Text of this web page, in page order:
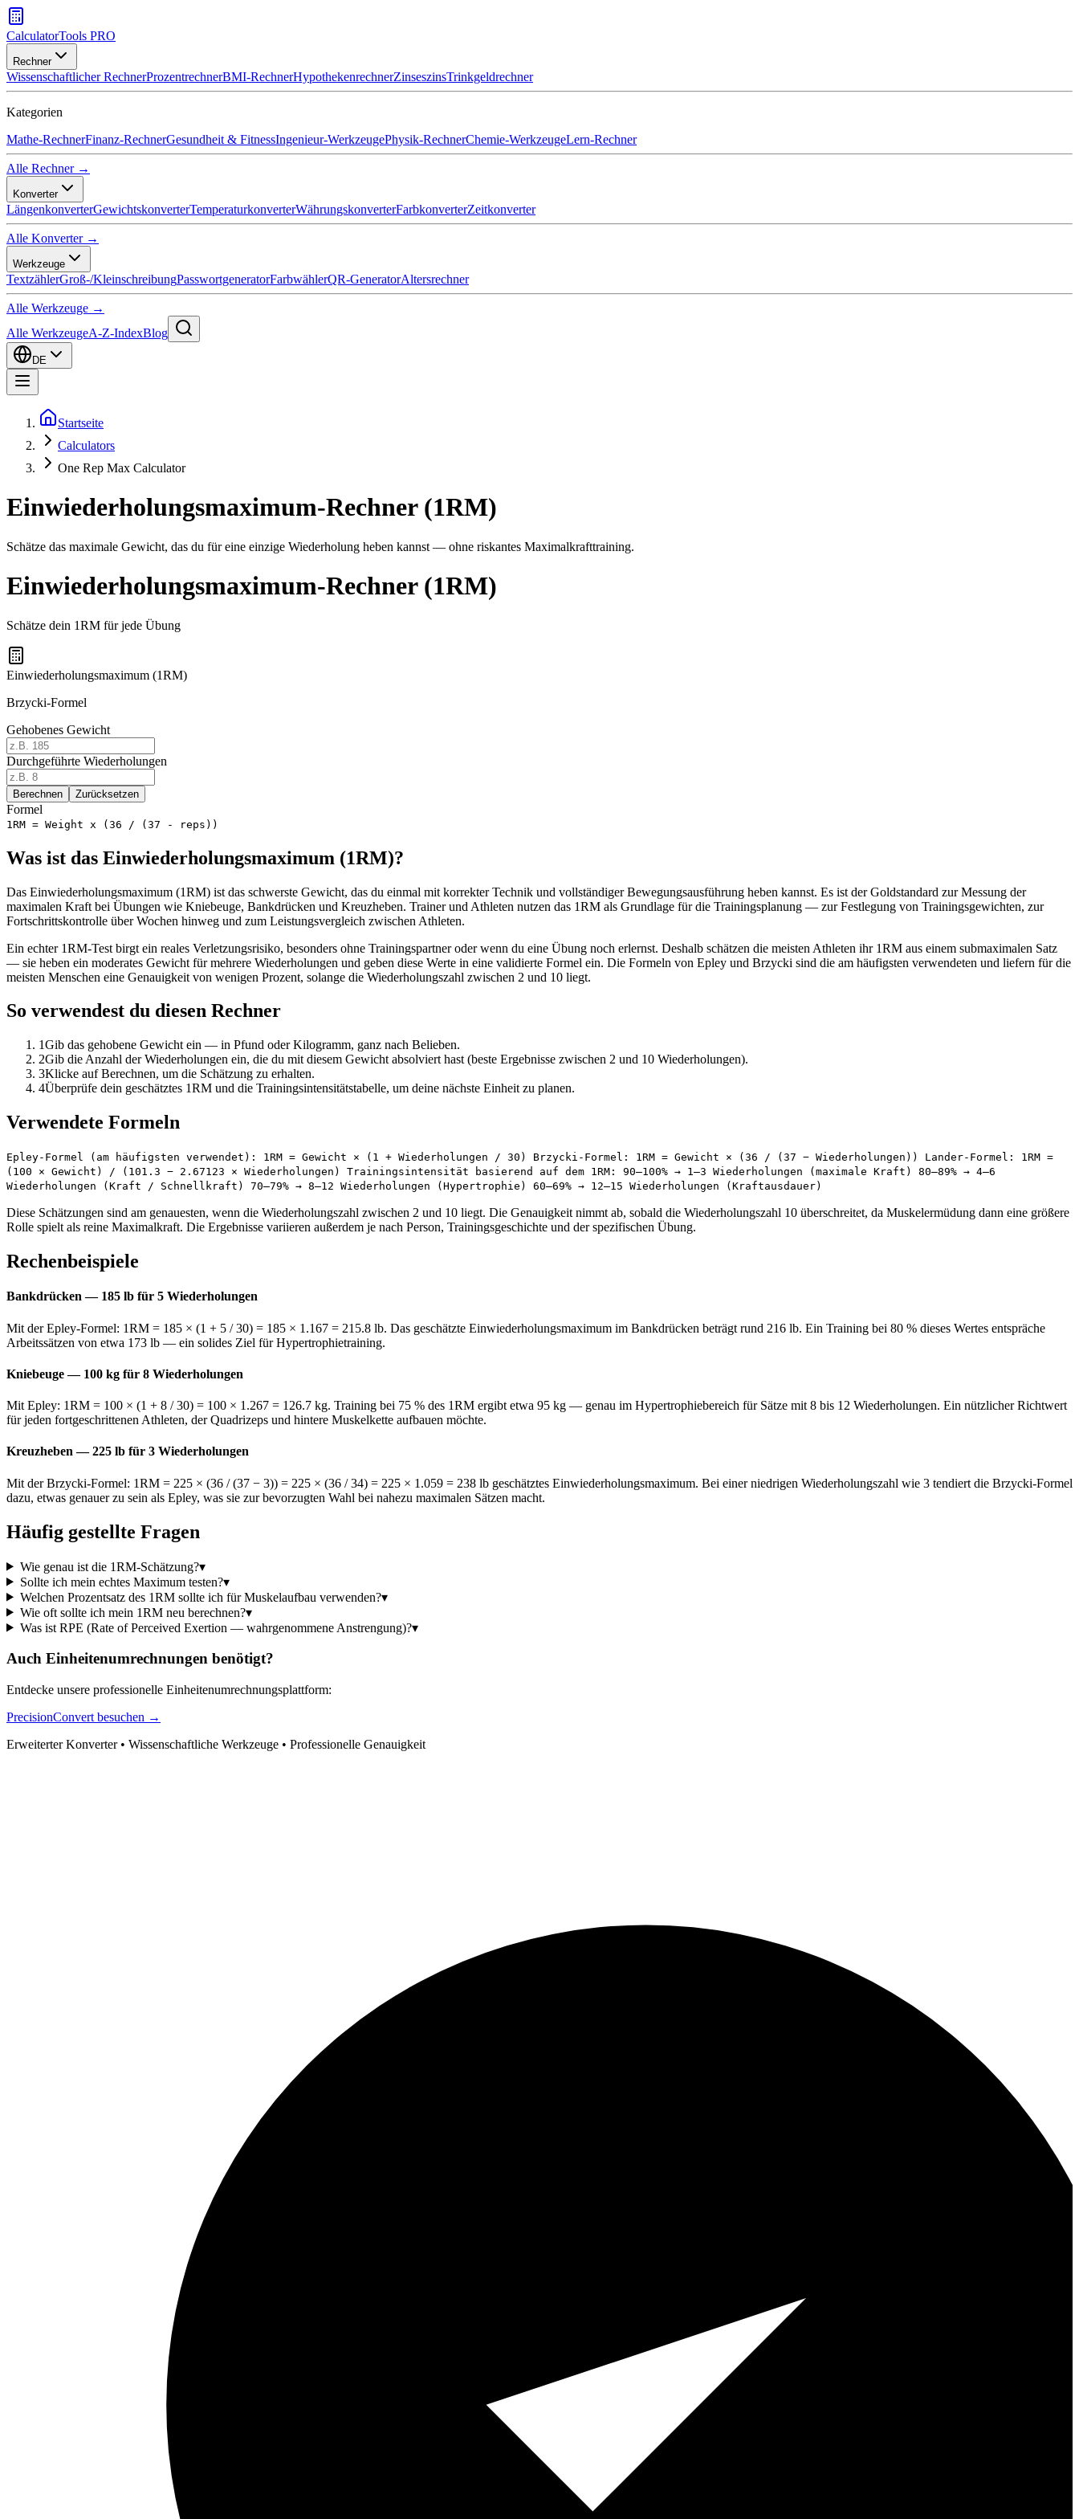
CalculatorTools PRO
Rechner
Wissenschaftlicher RechnerProzentrechnerBMI-RechnerHypothekenrechnerZinseszinsTrinkgeldrechner
Kategorien
Mathe-RechnerFinanz-RechnerGesundheit & FitnessIngenieur-WerkzeugePhysik-RechnerChemie-WerkzeugeLern-Rechner
Alle Rechner →
Konverter
LängenkonverterGewichtskonverterTemperaturkonverterWährungskonverterFarbkonverterZeitkonverter
Alle Konverter →
Werkzeuge
TextzählerGroß-/KleinschreibungPasswortgeneratorFarbwählerQR-GeneratorAltersrechner
Alle Werkzeuge →
Alle WerkzeugeA-Z-IndexBlog
DE
Startseite
Calculators
One Rep Max Calculator
Einwiederholungsmaximum-Rechner (1RM)
Schätze das maximale Gewicht, das du für eine einzige Wiederholung heben kannst — ohne riskantes Maximalkrafttraining.
Einwiederholungsmaximum-Rechner (1RM)
Schätze dein 1RM für jede Übung
Einwiederholungsmaximum (1RM)
Brzycki-Formel
Gehobenes Gewicht
Durchgeführte Wiederholungen
Berechnen Zurücksetzen
Formel
1RM = Weight x (36 / (37 - reps))
Was ist das Einwiederholungsmaximum (1RM)?
Das Einwiederholungsmaximum (1RM) ist das schwerste Gewicht, das du einmal mit korrekter Technik und vollständiger Bewegungsausführung heben kannst. Es ist der Goldstandard zur Messung der
maximalen Kraft bei Übungen wie Kniebeuge, Bankdrücken und Kreuzheben. Trainer und Athleten nutzen das 1RM als Grundlage für die Trainingsplanung — zur Festlegung von Trainingsgewichten, zur
Fortschrittskontrolle über Wochen hinweg und zum Leistungsvergleich zwischen Athleten.
Ein echter 1RM-Test birgt ein reales Verletzungsrisiko, besonders ohne Trainingspartner oder wenn du eine Übung noch erlernst. Deshalb schätzen die meisten Athleten ihr 1RM aus einem submaximalen Satz
— sie heben ein moderates Gewicht für mehrere Wiederholungen und geben diese Werte in eine validierte Formel ein. Die Formeln von Epley und Brzycki sind die am häufigsten verwendeten und liefern für die
meisten Menschen eine Genauigkeit von wenigen Prozent, solange die Wiederholungszahl zwischen 2 und 10 liegt.
So verwendest du diesen Rechner
1Gib das gehobene Gewicht ein — in Pfund oder Kilogramm, ganz nach Belieben.
2Gib die Anzahl der Wiederholungen ein, die du mit diesem Gewicht absolviert hast (beste Ergebnisse zwischen 2 und 10 Wiederholungen).
3Klicke auf Berechnen, um die Schätzung zu erhalten.
4Überprüfe dein geschätztes 1RM und die Trainingsintensitätstabelle, um deine nächste Einheit zu planen.
Verwendete Formeln
Epley-Formel (am häufigsten verwendet): 1RM = Gewicht × (1 + Wiederholungen / 30) Brzycki-Formel: 1RM = Gewicht × (36 / (37 − Wiederholungen)) Lander-Formel: 1RM =
(100 × Gewicht) / (101.3 − 2.67123 × Wiederholungen) Trainingsintensität basierend auf dem 1RM: 90–100% → 1–3 Wiederholungen (maximale Kraft) 80–89% → 4–6
Wiederholungen (Kraft / Schnellkraft) 70–79% → 8–12 Wiederholungen (Hypertrophie) 60–69% → 12–15 Wiederholungen (Kraftausdauer)
Diese Schätzungen sind am genauesten, wenn die Wiederholungszahl zwischen 2 und 10 liegt. Die Genauigkeit nimmt ab, sobald die Wiederholungszahl 10 überschreitet, da Muskelermüdung dann eine größere
Rolle spielt als reine Maximalkraft. Die Ergebnisse variieren außerdem je nach Person, Trainingsgeschichte und der spezifischen Übung.
Rechenbeispiele
Bankdrücken — 185 lb für 5 Wiederholungen
Mit der Epley-Formel: 1RM = 185 × (1 + 5 / 30) = 185 × 1.167 = 215.8 lb. Das geschätzte Einwiederholungsmaximum im Bankdrücken beträgt rund 216 lb. Ein Training bei 80 % dieses Wertes entspräche
Arbeitssätzen von etwa 173 lb — ein solides Ziel für Hypertrophietraining.
Kniebeuge — 100 kg für 8 Wiederholungen
Mit Epley: 1RM = 100 × (1 + 8 / 30) = 100 × 1.267 = 126.7 kg. Training bei 75 % des 1RM ergibt etwa 95 kg — genau im Hypertrophiebereich für Sätze mit 8 bis 12 Wiederholungen. Ein nützlicher Richtwert
für jeden fortgeschrittenen Athleten, der Quadrizeps und hintere Muskelkette aufbauen möchte.
Kreuzheben — 225 lb für 3 Wiederholungen
Mit der Brzycki-Formel: 1RM = 225 × (36 / (37 − 3)) = 225 × (36 / 34) = 225 × 1.059 = 238 lb geschätztes Einwiederholungsmaximum. Bei einer niedrigen Wiederholungszahl wie 3 tendiert die Brzycki-Formel
dazu, etwas genauer zu sein als Epley, was sie zur bevorzugten Wahl bei nahezu maximalen Sätzen macht.
Häufig gestellte Fragen
Wie genau ist die 1RM-Schätzung?▾
Sollte ich mein echtes Maximum testen?▾
Welchen Prozentsatz des 1RM sollte ich für Muskelaufbau verwenden?▾
Wie oft sollte ich mein 1RM neu berechnen?▾
Was ist RPE (Rate of Perceived Exertion — wahrgenommene Anstrengung)?▾
Auch Einheitenumrechnungen benötigt?
Entdecke unsere professionelle Einheitenumrechnungsplattform:
PrecisionConvert besuchen →
Erweiterter Konverter • Wissenschaftliche Werkzeuge • Professionelle Genauigkeit